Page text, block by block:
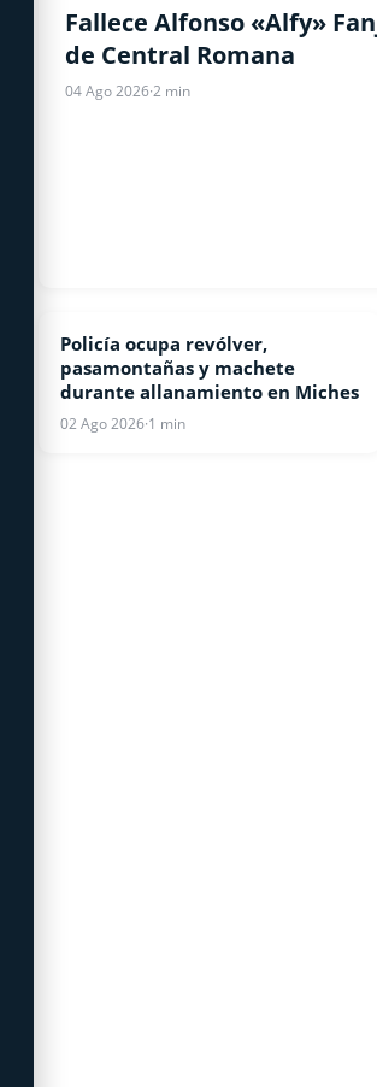
NACIONALES
Fallece Alfonso «Alfy»
de Central Romana
04 Ago 2026·2 min
LOCALES
Policía ocupa revólver,
pasamontañas y machete
durante allanamiento en Miches
02 Ago 2026·1 min